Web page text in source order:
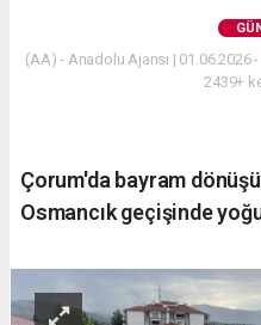
(AA) - Anadolu Ajansı | 01.06.2026
2439+
Çorum'da bayram
Osmancık geçişinde